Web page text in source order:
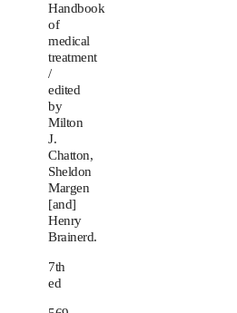
Handbook
of
medical
treatment
/
edited
by
Milton
J.
Chatton,
Sheldon
Margen
[and]
Henry
Brainerd.
7th
ed